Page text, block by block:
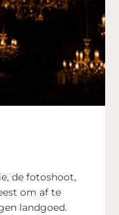
de fotoshoot,
om af te
landgoed.